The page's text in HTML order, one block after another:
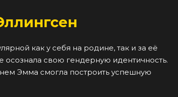
как у себя на родине, так и за её
осознала свою гендерную идентичность.
Эмма смогла построить успешную